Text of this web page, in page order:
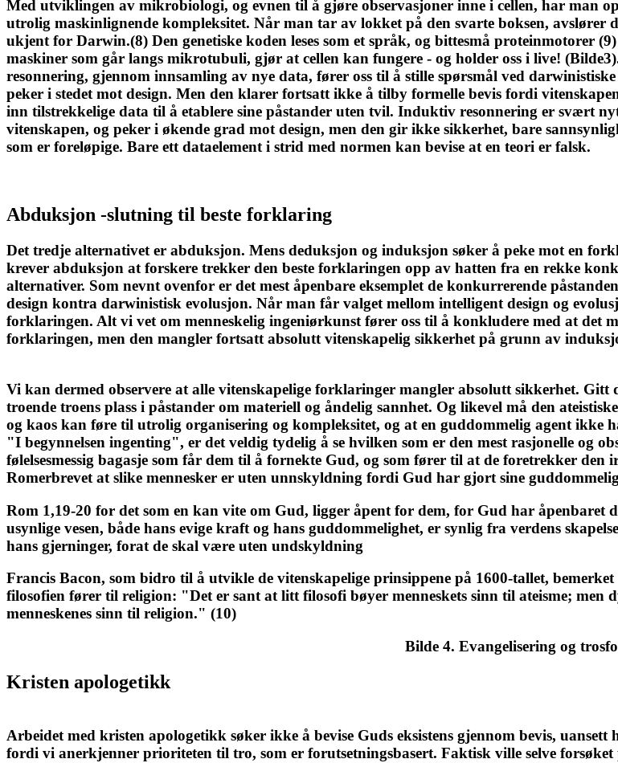
Med utviklingen av mikrobiologi, og evnen til å gjøre observasjoner inne i cellen, har man
utrolig maskinlignende kompleksitet. Når man tar av lokket på den svarte boksen, avslører
ukjent for Darwin.(8) Den genetiske koden leses som et språk, og bittesmå proteinmotorer
maskiner som går langs mikrotubuli, gjør at cellen kan fungere - og holder oss i live!
resonnering, gjennom innsamling av nye data, fører oss til å stille spørsmål ved
peker i stedet mot design. Men den klarer fortsatt ikke å tilby formelle bevis fordi
inn tilstrekkelige data til å etablere sine påstander uten tvil. Induktiv resonnering er svært
vitenskapen, og peker i økende grad mot design, men den gir ikke sikkerhet, bare
som er foreløpige. Bare ett dataelement i strid med normen kan bevise at en teori er falsk.
Abduksjon -slutning til beste forklaring
Det tredje alternativet er abduksjon. Mens deduksjon og induksjon søker å peke mot en
krever abduksjon at forskere trekker den beste forklaringen opp av hatten fra en rekke
alternativer. Som nevnt ovenfor er det mest åpenbare eksemplet de konkurrerende
design kontra darwinistisk evolusjon. Når man får valget mellom intelligent design og
forklaringen. Alt vi vet om menneskelig ingeniørkunst fører oss til å konkludere med at det
forklaringen, men den mangler fortsatt absolutt vitenskapelig sikkerhet på grunn av
Vi kan dermed observere at alle vitenskapelige forklaringer mangler absolutt sikkerhet.
troende troens plass i påstander om materiell og åndelig sannhet. Og likevel må den
og kaos kan føre til utrolig organisering og kompleksitet, og at en guddommelig agent
"I begynnelsen ingenting", er det veldig tydelig å se hvilken som er den mest rasjonelle og
følelsesmessig bagasje som får dem til å fornekte Gud, og som fører til at de foretrekker
Romerbrevet at slike mennesker er uten unnskyldning fordi Gud har gjort sine
Rom 1,19-20 for det som en kan vite om Gud, ligger åpent for dem, for Gud har åpenbaret
usynlige vesen, både hans evige kraft og hans guddommelighet, er synlig fra verdens
hans gjerninger, forat de skal være uten undskyldning
Francis Bacon, som bidro til å utvikle de vitenskapelige prinsippene på 1600-tallet,
filosofien fører til religion: "Det er sant at litt filosofi bøyer menneskets sinn til ateisme; men
menneskenes sinn til religion." (10)
Bilde 4. Evangelisering og
Kristen apologetikk
Arbeidet med kristen apologetikk søker ikke å bevise Guds eksistens gjennom bevis, uansett
fordi vi anerkjenner prioriteten til tro, som er forutsetningsbasert. Faktisk ville selve forsøket